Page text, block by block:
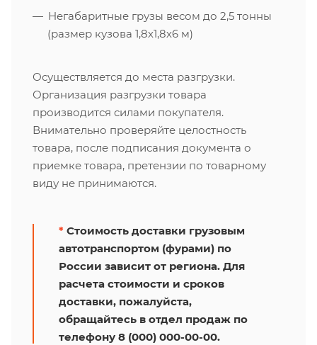
Негабаритные грузы весом до 2,5 тонны
(размер кузова 1,8х1,8х6 м)
Осуществляется до места разгрузки.
Организация разгрузки товара
производится силами покупателя.
Внимательно проверяйте целостность
товара, после подписания документа о
приемке товара, претензии по товарному
виду не принимаются.
* Стоимость доставки грузовым
автотранспортом (фурами) по
России зависит от региона. Для
расчета стоимости и сроков
доставки, пожалуйста,
обращайтесь в отдел продаж по
телефону 8 (000) 000-00-00.